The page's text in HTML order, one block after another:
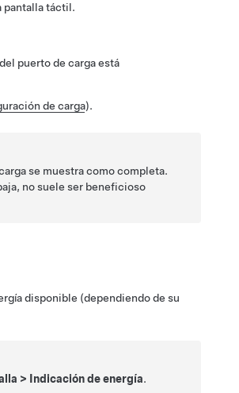
pantalla táctil.
puerto de carga está
de carga).
se muestra como completa.
no suele ser beneficioso
disponible (dependiendo de su
> Indicación de energía.